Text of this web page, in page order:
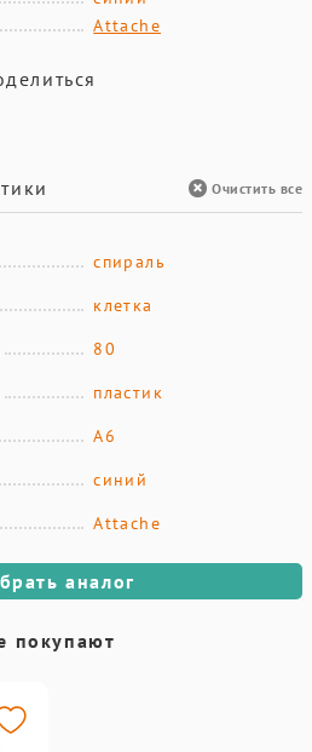
Attache
Очистить все
спираль
клетка
80
пластик
А6
синий
Attache
аналог
покупают